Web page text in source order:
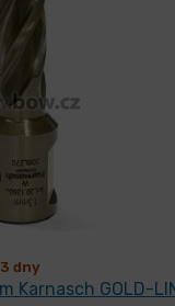
3 dny
Karnasch GOLD-